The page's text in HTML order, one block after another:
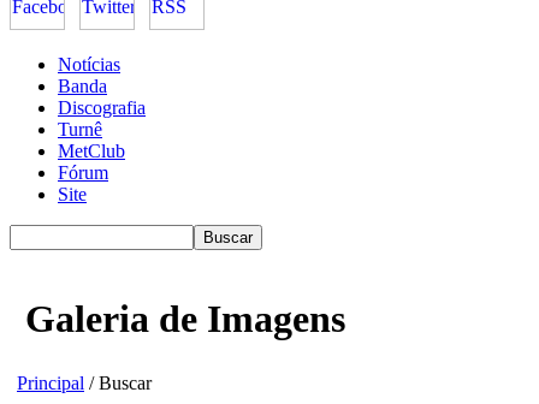
Notícias
Banda
Discografia
Turnê
MetClub
Fórum
Site
Galeria de Imagens
Principal / Buscar